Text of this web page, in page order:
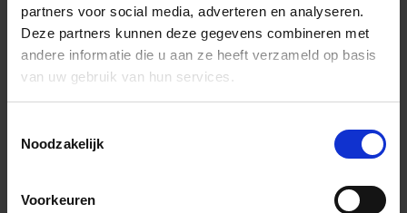
partners voor social media, adverteren en analyseren.
Deze partners kunnen deze gegevens combineren met
andere informatie die u aan ze heeft verzameld op basis
van uw gebruik van hun services.
Noodzakelijk
Voorkeuren